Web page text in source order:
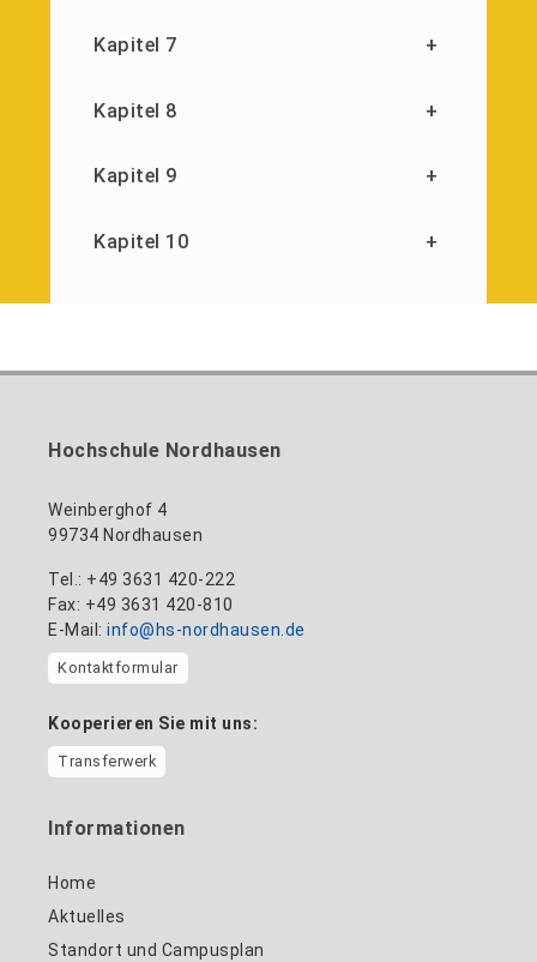
Kapitel 7 +
Kapitel 8 +
Kapitel 9 +
Kapitel 10 +
Hochschule Nordhausen
Weinberghof 4
99734 Nordhausen
Tel.: +49 3631 420-222
Fax: +49 3631 420-810
E-Mail: info@hs-nordhausen.de
Kontaktformular
Kooperieren Sie mit uns:
Transferwerk
Informationen
Home
Aktuelles
Standort und Campusplan